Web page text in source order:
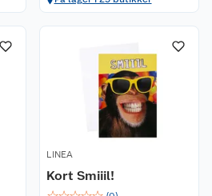
LINEA
Kort Smiiil!